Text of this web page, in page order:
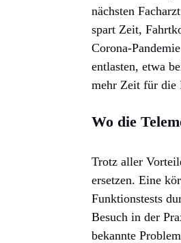
nächsten
spart Zeit,
Corona-
entlasten, etwa
mehr Zeit für die
Wo die
Trotz aller
ersetzen. Eine
Funktionstests
Besuch in der
bekannte